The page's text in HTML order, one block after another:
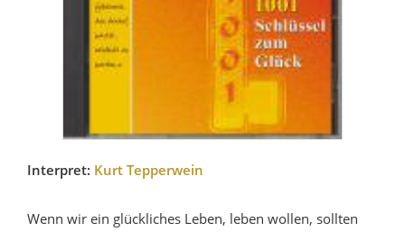
Interpret: Kurt Tepperwein
Wenn wir ein glückliches Leben, leben wollen, sollten